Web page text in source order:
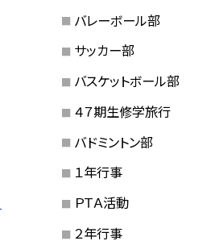
バレーボール部
サッカー部
バスケットボール部
４７期生修学旅行
バドミントン部
１年行事
ＰＴＡ活動
２年行事